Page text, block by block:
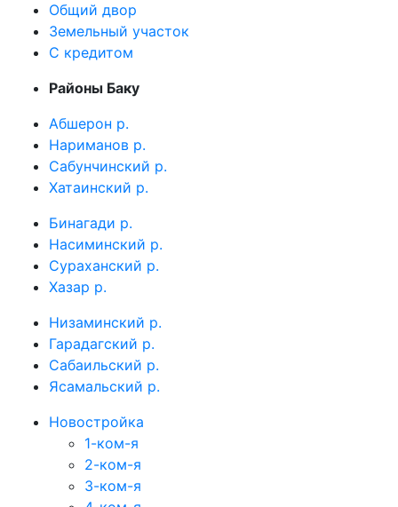
Общий двор
Земельный участок
C кредитом
Районы Баку
Абшерон р.
Нариманов р.
Сабунчинский р.
Хатаинский р.
Бинагади р.
Насиминский р.
Сураханский р.
Хазар р.
Низаминский р.
Гарадагский р.
Сабаильский р.
Ясамальский р.
Новостройка
1-ком-я
2-ком-я
3-ком-я